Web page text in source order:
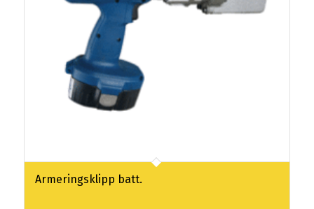
Armeringsklipp batt.